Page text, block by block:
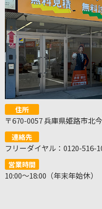
住所
〒670-0057 兵庫県姫路市北
連絡先
フリーダイヤル：0120-516-
営業時間
10:00～18:00（年末年始休）